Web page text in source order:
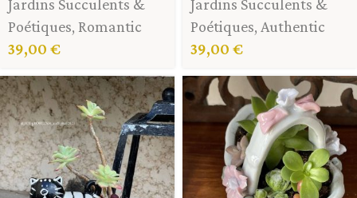
Jardins Succulents &
Poétiques, Romantic
39,00 €
Jardins Succulents &
Poétiques, Authentic
39,00 €